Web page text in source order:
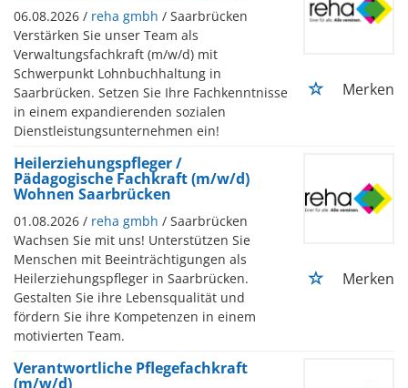
06.08.2026 / reha gmbh / Saarbrücken
Verstärken Sie unser Team als
Verwaltungsfachkraft (m/w/d) mit
Schwerpunkt Lohnbuchhaltung in
Saarbrücken. Setzen Sie Ihre Fachkenntnisse
in einem expandierenden sozialen
Dienstleistungsunternehmen ein!
Merken
Heilerziehungspfleger /
Pädagogische Fachkraft (m/w/d)
Wohnen Saarbrücken
01.08.2026 / reha gmbh / Saarbrücken
Wachsen Sie mit uns! Unterstützen Sie
Menschen mit Beeinträchtigungen als
Heilerziehungspfleger in Saarbrücken.
Gestalten Sie ihre Lebensqualität und
fördern Sie ihre Kompetenzen in einem
motivierten Team.
Merken
Verantwortliche Pflegefachkraft
(m/w/d)